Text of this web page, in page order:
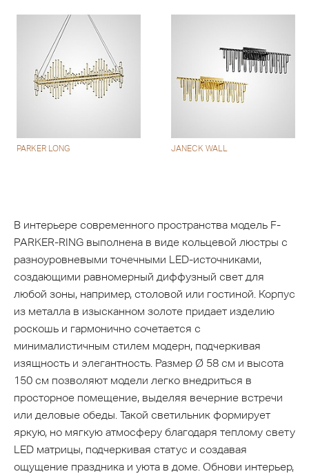
PARKER LONG JANECK WALL
В интерьере современного пространства модель F-
PARKER-RING выполнена в виде кольцевой люстры с
разноуровневыми точечными LED-источниками,
создающими равномерный диффузный свет для
любой зоны, например, столовой или гостиной. Корпус
из металла в изысканном золоте придает изделию
роскошь и гармонично сочетается с
минималистичным стилем модерн, подчеркивая
изящность и элегантность. Размер Ø 58 см и высота
150 см позволяют модели легко внедриться в
просторное помещение, выделяя вечерние встречи
или деловые обеды. Такой светильник формирует
яркую, но мягкую атмосферу благодаря теплому свету
LED матрицы, подчеркивая статус и создавая
ощущение праздника и уюта в доме. Обнови интерьер,